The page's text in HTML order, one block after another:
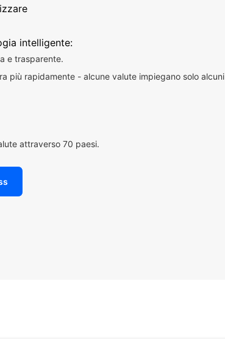
intelligente:
e trasparente.
più rapidamente - alcune valute impiegano solo alcuni
attraverso 70 paesi.